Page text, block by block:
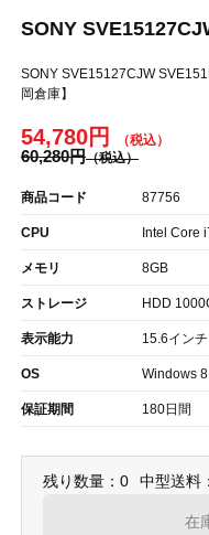
SONY
SONY SVE15127CJW
岡倉庫】
54,780円
60,280円
商品コード 87756
CPU Intel Core
メモリ 8GB
ストレージ HDD
表示能力 15.6インチ
OS Windows 8
保証期間 180日間
残り数量：0 中型送料
在